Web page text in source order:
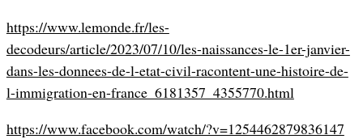
https://www.lemonde.fr/les-
decodeurs/article/2023/07/10/les-naissances-le-1er-janvier-
dans-les-donnees-de-l-etat-civil-racontent-une-histoire-de-
l-immigration-en-france_6181357_4355770.html
https://www.facebook.com/watch/?v=1254462879836147